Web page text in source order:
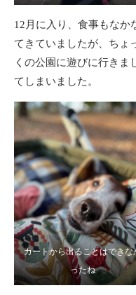
12月に入り、食事もなか
てきていましたが、ちょ
くの公園に遊びに行きま
てしまいました。
カートから出ることはできな
ったね